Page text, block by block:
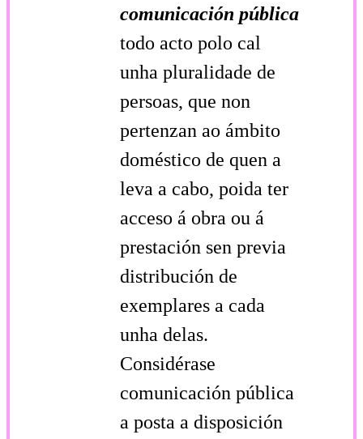
comunicación pública
todo acto polo cal
unha pluralidade de
persoas, que non
pertenzan ao ámbito
doméstico de quen a
leva a cabo, poida ter
acceso á obra ou á
prestación sen previa
distribución de
exemplares a cada
unha delas.
Considérase
comunicación pública
a posta a disposición